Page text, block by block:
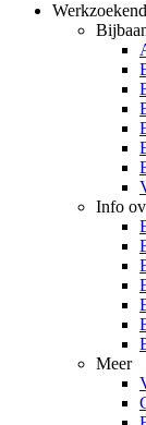
Werkzoekend
Info
Meer